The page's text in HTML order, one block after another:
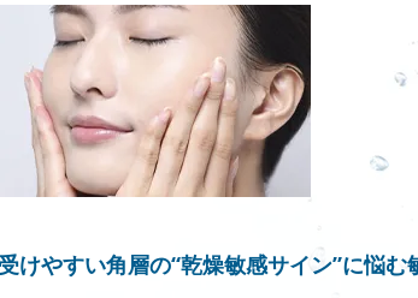
けやすい角層の“乾燥敏感サイン”に悩む